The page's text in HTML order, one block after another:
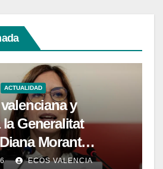
ACTUALIDAD
y
Generalitat
Morant
por Ceuta
ECOS VALENCIA